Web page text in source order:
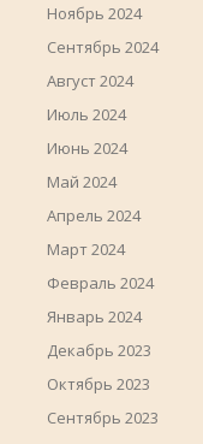
Ноябрь 2024
Сентябрь 2024
Август 2024
Июль 2024
Июнь 2024
Май 2024
Апрель 2024
Март 2024
Февраль 2024
Январь 2024
Декабрь 2023
Октябрь 2023
Сентябрь 2023